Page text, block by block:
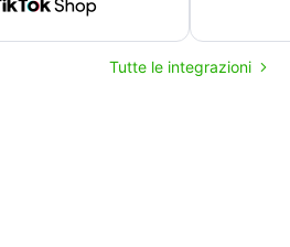
Tutte le integrazioni